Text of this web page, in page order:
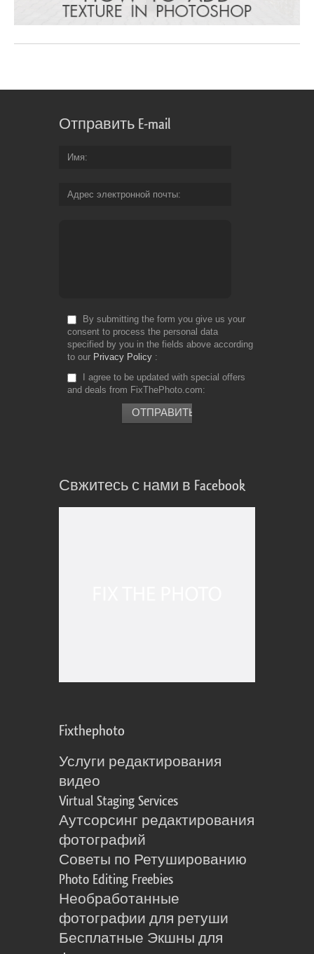
Отправить E-mail
Имя
Адрес электронной почты
By submitting the form you give us your
consent to process the personal data
specified by you in the fields above according
to our Privacy Policy
I agree to be updated with special offers
and deals from FixThePhoto.com
Свжитесь с нами в Facebook
Fixthephoto
Услуги редактирования
видео
Virtual Staging Services
Аутсорсинг редактирования
фотографий
Советы по Ретушированию
Photo Editing Freebies
Необработанные
фотографии для ретуши
Бесплатные Экшны для